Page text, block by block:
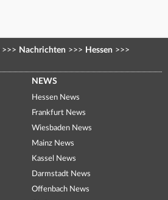
>>> Nachrichten >>> Hessen >>>
NEWS
Hessen News
Frankfurt News
Wiesbaden News
Mainz News
Kassel News
Darmstadt News
Offenbach News